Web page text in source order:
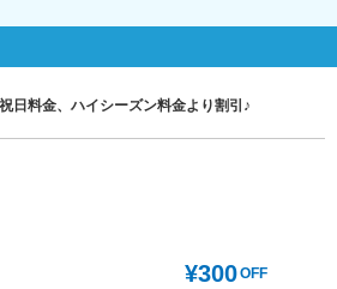
日料金、ハイシーズン料金より割引♪
¥300OFF